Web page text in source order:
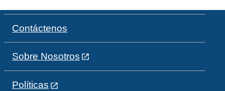
Contáctenos
Sobre Nosotros
Políticas